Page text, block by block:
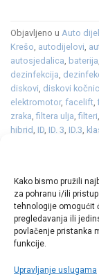
Kako bismo pružili
za pohranu i/ili
tehnologije omogućit
pregledavanja ili
povlačenje pristanka
funkcije.
Upravljanje uslugama
Objavljeno u Auto
Krešo autodijelovi
autosjedalica baterija
dezinfekcija
diskovi diskovi
elektromotor, facelift ,
zraka ,filtera ulja ,filteri
hibrid ID ID. 3 ID.3
svijećice,svjećice ,
vjetrobransko,
tekućina,zimske